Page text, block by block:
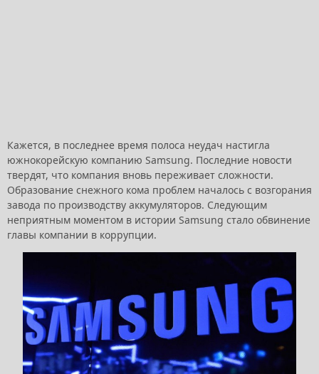
Кажется, в последнее время полоса неудач настигла
южнокорейскую компанию Samsung. Последние новости
твердят, что компания вновь переживает сложности.
Образование снежного кома проблем началось с возгорания
завода по производству аккумуляторов. Следующим
неприятным моментом в истории Samsung стало обвинение
главы компании в коррупции.